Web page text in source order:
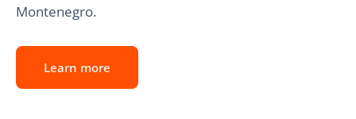
Montenegro.
Learn more